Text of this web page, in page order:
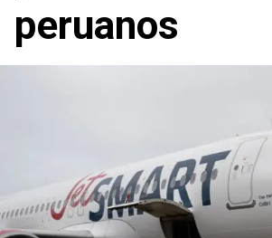
peruanos